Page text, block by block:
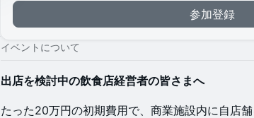
参加登録
イベントについて
出店を検討中の飲食店経営者の皆さまへ
たった20万円の初期費用で、商業施設内に自店